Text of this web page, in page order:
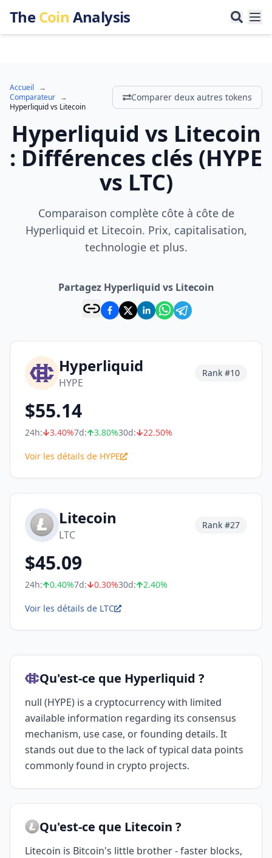
TheCoin Analysis
Accueil
→
Comparateur →
Hyperliquidvs Litecoin
Comparer deux autres tokens
Hyperliquid vs Litecoin
: Différences clés (HYPE
vs LTC)
Comparaison complète côte à côte de
Hyperliquid et Litecoin. Prix, capitalisation,
technologie et plus.
Partagez Hyperliquid vs Litecoin
Hyperliquid
HYPE
Rank #10
$55.14
24h: 3.40%7d: 3.80%30d: 22.50%
Voir les détails de HYPE
Litecoin
LTC
Rank #27
$45.09
24h: 0.40%7d: 0.30%30d: 2.40%
Voir les détails de LTC
Qu'est-ce que Hyperliquid ?
null (HYPE) is a cryptocurrency with limited
available information regarding its consensus
mechanism, use case, or founding details. It
stands out due to the lack of typical data points
commonly found in crypto projects.
Qu'est-ce que Litecoin ?
Litecoin is Bitcoin's little brother - faster blocks,